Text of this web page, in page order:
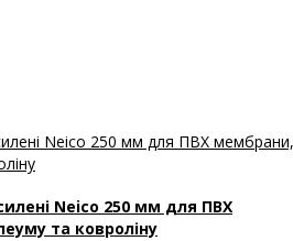
Neico 250 мм для ПВХ
та ковроліну